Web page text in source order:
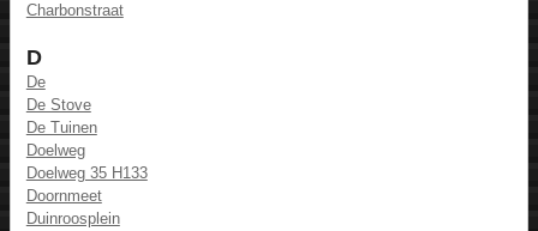
Charbonstraat
D
De
De Stove
De Tuinen
Doelweg
Doelweg 35 H133
Doornmeet
Duinroosplein